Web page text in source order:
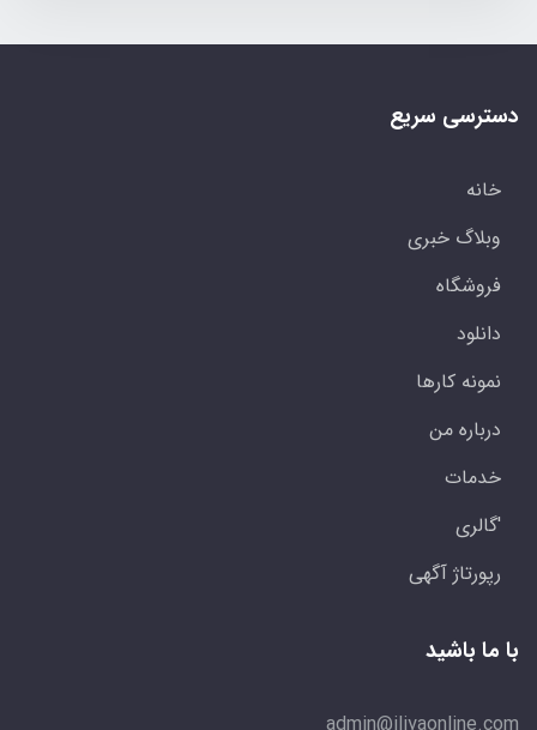
دسترسی سریع
خانه
وبلاگ خبری
فروشگاه
دانلود
نمونه کارها
درباره من
خدمات
'گالری
رپورتاژ آگهی
با ما باشید